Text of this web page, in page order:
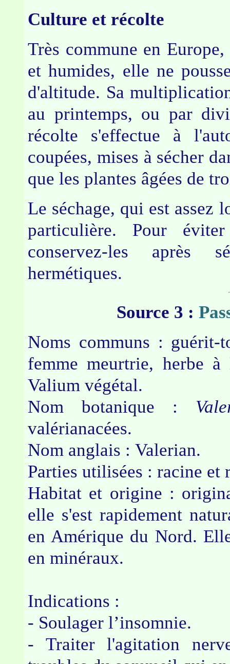
Culture et récolte
Très commune en
et humides, elle ne
d'altitude. Sa
au printemps, ou par
récolte s'effectue à
coupées, mises à sécher
que les plantes âgées de
Le séchage, qui est assez
particulière. Pour
conservez-les après
hermétiques.
Source 3 :
Noms communs : guérit-
femme meurtrie, herbe
Valium végétal.
Nom botanique :
valérianacées.
Nom anglais : Valerian.
Parties utilisées : racine et
Habitat et origine :
elle s'est rapidement
en Amérique du Nord.
en minéraux.
Indications :
- Soulager l’insomnie.
- Traiter l'agitation